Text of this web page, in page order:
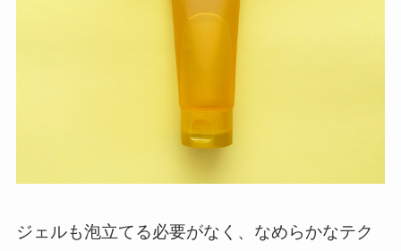
ジェルも泡立てる必要がなく、なめらかなテク